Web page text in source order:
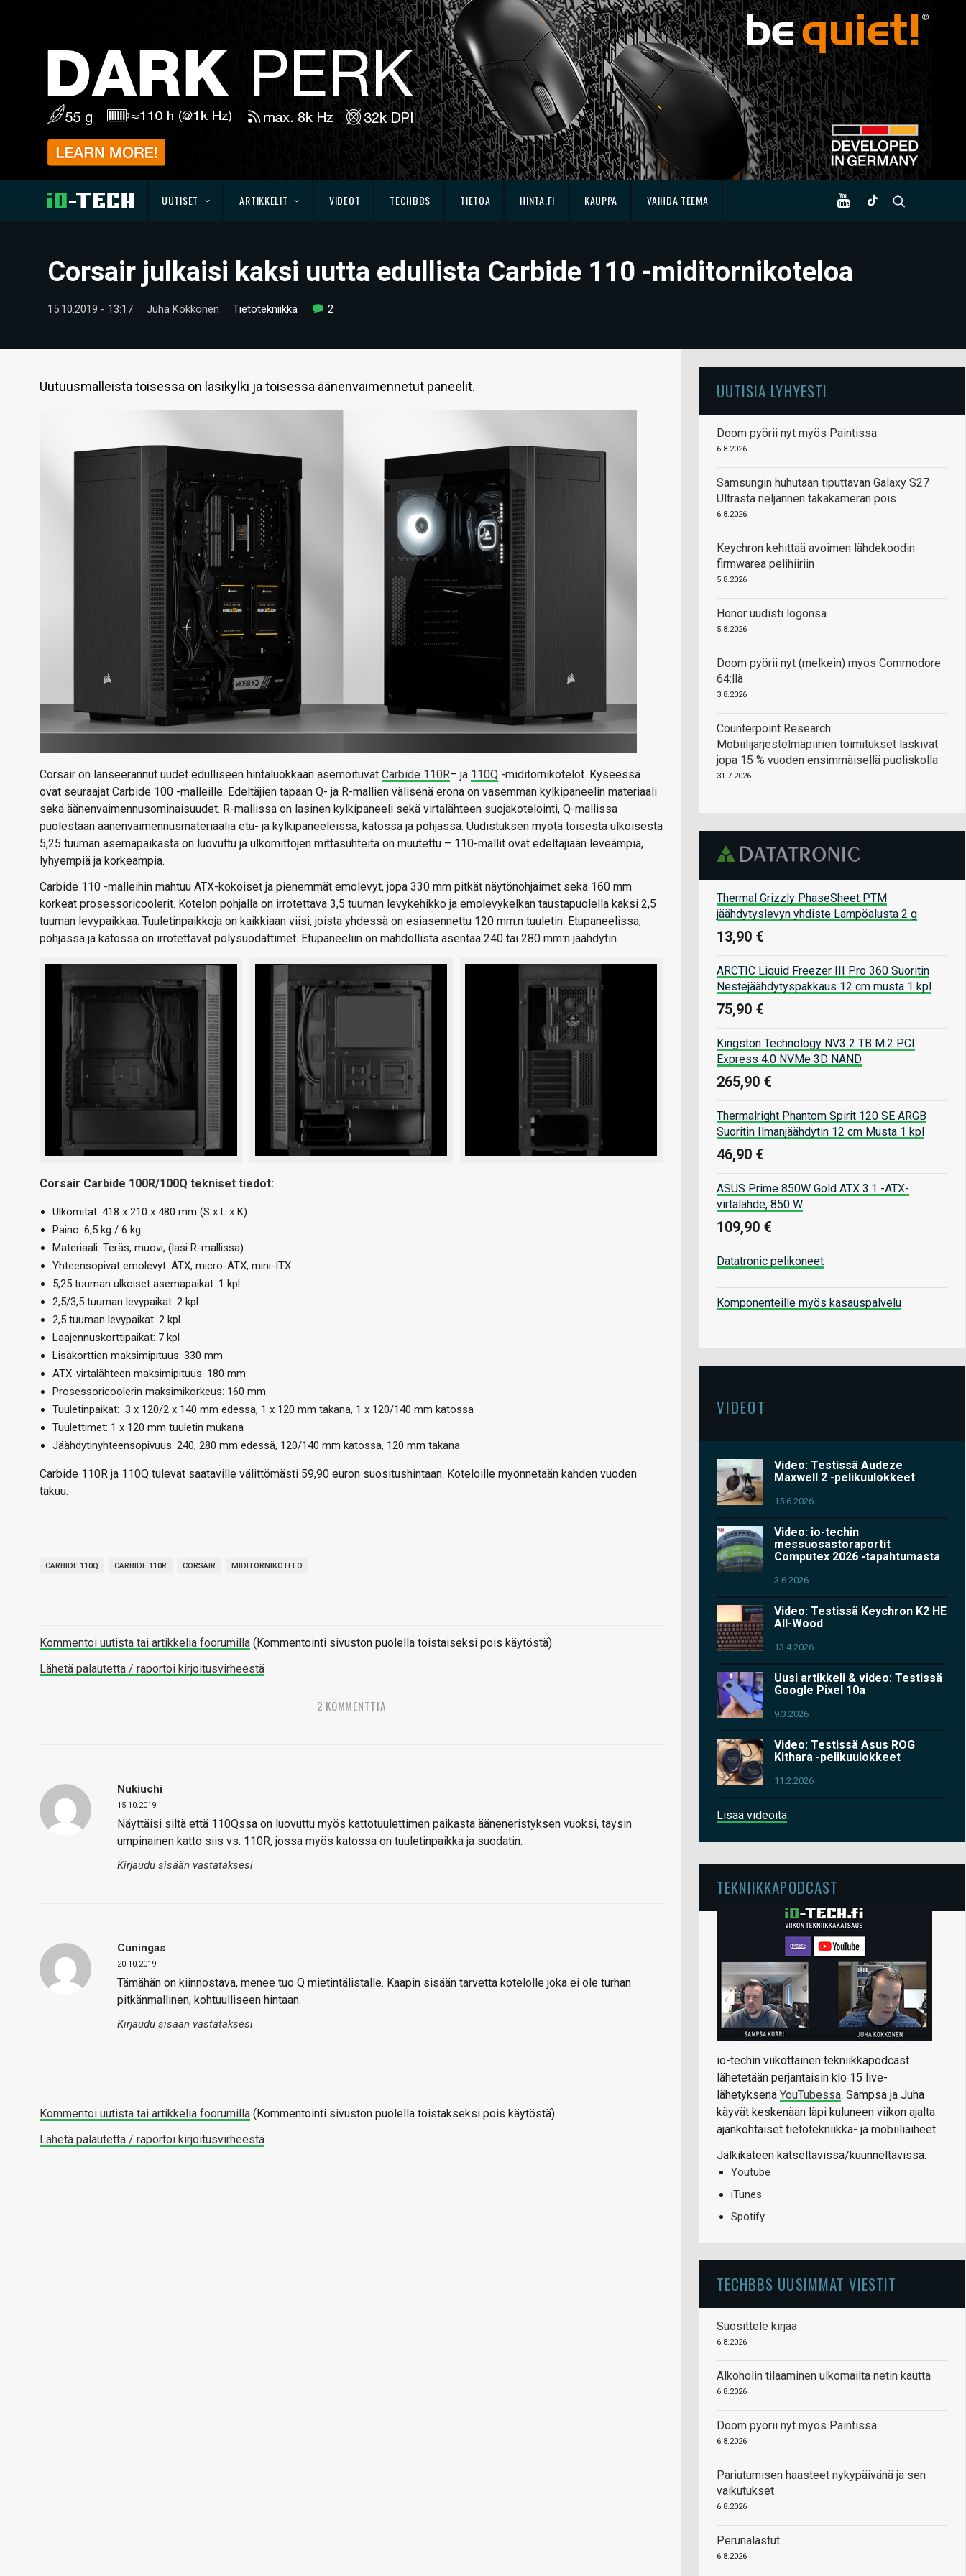
UUTISET ARTIKKELIT VIDEOT TECHBBS TIETOA HINTA.FI KAUPPA VAIHDA TEEMA
Corsair julkaisi kaksi uutta edullista Carbide 110 -miditornikoteloa
15.10.2019 - 13:17 Juha Kokkonen Tietotekniikka 2
Uutuusmalleista toisessa on lasikylki ja toisessa äänenvaimennetut paneelit.
Corsair on lanseerannut uudet edulliseen hintaluokkaan asemoituvat Carbide 110R– ja 110Q -miditornikotelot. Kyseessä
ovat seuraajat Carbide 100 -malleille. Edeltäjien tapaan Q- ja R-mallien välisenä erona on vasemman kylkipaneelin materiaali
sekä äänenvaimennusominaisuudet. R-mallissa on lasinen kylkipaneeli sekä virtalähteen suojakotelointi, Q-mallissa
puolestaan äänenvaimennusmateriaalia etu- ja kylkipaneeleissa, katossa ja pohjassa. Uudistuksen myötä toisesta ulkoisesta
5,25 tuuman asemapaikasta on luovuttu ja ulkomittojen mittasuhteita on muutettu – 110-mallit ovat edeltäjiään leveämpiä,
lyhyempiä ja korkeampia.
Carbide 110 -malleihin mahtuu ATX-kokoiset ja pienemmät emolevyt, jopa 330 mm pitkät näytönohjaimet sekä 160 mm
korkeat prosessoricoolerit. Kotelon pohjalla on irrotettava 3,5 tuuman levykehikko ja emolevykelkan taustapuolella kaksi 2,5
tuuman levypaikkaa. Tuuletinpaikkoja on kaikkiaan viisi, joista yhdessä on esiasennettu 120 mm:n tuuletin. Etupaneelissa,
pohjassa ja katossa on irrotettavat pölysuodattimet. Etupaneeliin on mahdollista asentaa 240 tai 280 mm:n jäähdytin.
Corsair Carbide 100R/100Q tekniset tiedot:
Ulkomitat: 418 x 210 x 480 mm (S x L x K)
Paino: 6,5 kg / 6 kg
Materiaali: Teräs, muovi, (lasi R-mallissa)
Yhteensopivat emolevyt: ATX, micro-ATX, mini-ITX
5,25 tuuman ulkoiset asemapaikat: 1 kpl
2,5/3,5 tuuman levypaikat: 2 kpl
2,5 tuuman levypaikat: 2 kpl
Laajennuskorttipaikat: 7 kpl
Lisäkorttien maksimipituus: 330 mm
ATX-virtalähteen maksimipituus: 180 mm
Prosessoricoolerin maksimikorkeus: 160 mm
Tuuletinpaikat: 3 x 120/2 x 140 mm edessä, 1 x 120 mm takana, 1 x 120/140 mm katossa
Tuulettimet: 1 x 120 mm tuuletin mukana
Jäähdytinyhteensopivuus: 240, 280 mm edessä, 120/140 mm katossa, 120 mm takana
Carbide 110R ja 110Q tulevat saataville välittömästi 59,90 euron suositushintaan. Koteloille myönnetään kahden vuoden
takuu.
CARBIDE 110Q CARBIDE 110R CORSAIR MIDITORNIKOTELO
Kommentoi uutista tai artikkelia foorumilla (Kommentointi sivuston puolella toistaiseksi pois käytöstä)
Lähetä palautetta / raportoi kirjoitusvirheestä
2 KOMMENTTIA
Nukiuchi
15.10.2019
Näyttäisi siltä että 110Qssa on luovuttu myös kattotuulettimen paikasta ääneneristyksen vuoksi, täysin
umpinainen katto siis vs. 110R, jossa myös katossa on tuuletinpaikka ja suodatin.
Kirjaudu sisään vastataksesi
Cuningas
20.10.2019
Tämähän on kiinnostava, menee tuo Q mietintälistalle. Kaapin sisään tarvetta kotelolle joka ei ole turhan
pitkänmallinen, kohtuulliseen hintaan.
Kirjaudu sisään vastataksesi
Kommentoi uutista tai artikkelia foorumilla (Kommentointi sivuston puolella toistakseksi pois käytöstä)
Lähetä palautetta / raportoi kirjoitusvirheestä
UUTISIA LYHYESTI
Doom pyörii nyt myös Paintissa
6.8.2026
Samsungin huhutaan tiputtavan Galaxy S27
Ultrasta neljännen takakameran pois
6.8.2026
Keychron kehittää avoimen lähdekoodin
firmwarea pelihiiriin
5.8.2026
Honor uudisti logonsa
5.8.2026
Doom pyörii nyt (melkein) myös Commodore
64:llä
3.8.2026
Counterpoint Research:
Mobiilijärjestelmäpiirien toimitukset laskivat
jopa 15 % vuoden ensimmäisellä puoliskolla
31.7.2026
Thermal Grizzly PhaseSheet PTM
jäähdytyslevyn yhdiste Lämpöalusta 2 g
13,90 €
ARCTIC Liquid Freezer III Pro 360 Suoritin
Nestejäähdytyspakkaus 12 cm musta 1 kpl
75,90 €
Kingston Technology NV3 2 TB M.2 PCI
Express 4.0 NVMe 3D NAND
265,90 €
Thermalright Phantom Spirit 120 SE ARGB
Suoritin Ilmanjäähdytin 12 cm Musta 1 kpl
46,90 €
ASUS Prime 850W Gold ATX 3.1 -ATX-
virtalähde, 850 W
109,90 €
Datatronic pelikoneet
Komponenteille myös kasauspalvelu
VIDEOT
Video: Testissä Audeze
Maxwell 2 -pelikuulokkeet
15.6.2026
Video: io-techin
messuosastoraportit
Computex 2026 -tapahtumasta
3.6.2026
Video: Testissä Keychron K2 HE
All-Wood
13.4.2026
Uusi artikkeli & video: Testissä
Google Pixel 10a
9.3.2026
Video: Testissä Asus ROG
Kithara -pelikuulokkeet
11.2.2026
Lisää videoita
TEKNIIKKAPODCAST
io-techin viikottainen tekniikkapodcast
lähetetään perjantaisin klo 15 live-
lähetyksenä YouTubessa. Sampsa ja Juha
käyvät keskenään läpi kuluneen viikon ajalta
ajankohtaiset tietotekniikka- ja mobiiliaiheet.
Jälkikäteen katseltavissa/kuunneltavissa:
Youtube
iTunes
Spotify
TECHBBS UUSIMMAT VIESTIT
Suosittele kirjaa
6.8.2026
Alkoholin tilaaminen ulkomailta netin kautta
6.8.2026
Doom pyörii nyt myös Paintissa
6.8.2026
Pariutumisen haasteet nykypäivänä ja sen
vaikutukset
6.8.2026
Perunalastut
6.8.2026